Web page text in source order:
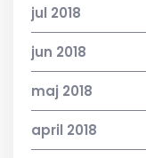
jul 2018
jun 2018
maj 2018
april 2018